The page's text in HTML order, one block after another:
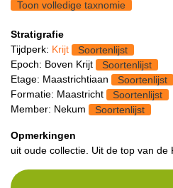
Toon volledige taxnomie
Stratigrafie
Tijdperk: Krijt
Soortenlijst
Epoch: Boven Krijt
Soortenlijst
Etage: Maastrichtiaan
Soortenlijst
Formatie: Maastricht
Soortenlijst
Member: Nekum
Soortenlijst
Opmerkingen
uit oude collectie. Uit de top van de